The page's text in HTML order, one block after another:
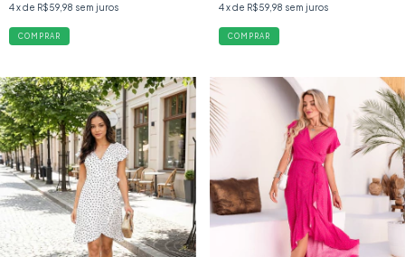
4x de R$59,98 sem juros
COMPRAR
4 x de R$59,98 sem juros
COMPRAR